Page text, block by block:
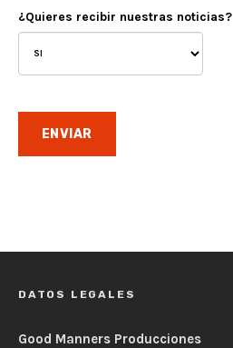
¿Quieres recibir nuestras noticias?
DATOS LEGALES
Good Manners Producciones